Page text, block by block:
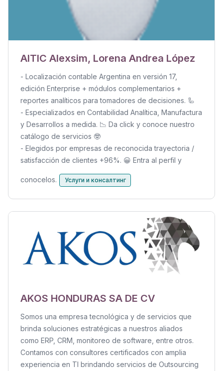
AITIC Alexsim, Lorena Andrea López
- Localización contable Argentina en versión 17,
edición Enterprise + módulos complementarios +
reportes analíticos para tomadores de decisiones. 🦾
- Especializados en Contabilidad Analítica, Manufactura
y Desarrollos a medida. 📉 Da click y conoce nuestro
catálogo de servicios 🤓
- Elegidos por empresas de reconocida trayectoria /
satisfacción de clientes +96%. 😀 Entra al perfil y
conocelos. Услуги и консалтинг
AKOS HONDURAS SA DE CV
Somos una empresa tecnológica y de servicios que
brinda soluciones estratégicas a nuestros aliados
como ERP, CRM, monitoreo de software, entre otros.
Contamos con consultores certificados con amplia
experiencia en TI brindando servicios de Outsourcing